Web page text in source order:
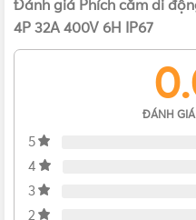
Đánh giá Phích cắm di
4P 32A 400V 6H IP67
ĐÁNH GIÁ
5
4
3
2